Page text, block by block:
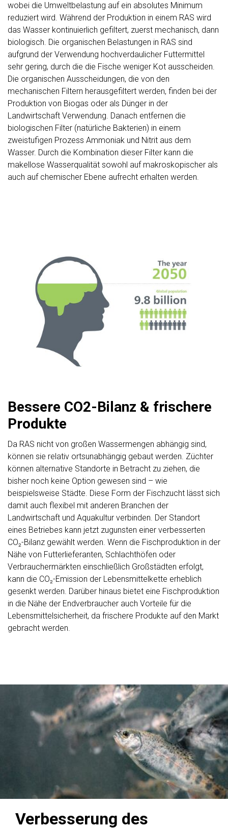
wobei die Umweltbelastung auf ein absolutes Minimum
reduziert wird. Während der Produktion in einem RAS wird
das Wasser kontinuierlich gefiltert, zuerst mechanisch, dann
biologisch. Die organischen Belastungen in RAS sind
aufgrund der Verwendung hochverdaulicher Futtermittel
sehr gering, durch die die Fische weniger Kot ausscheiden.
Die organischen Ausscheidungen, die von den
mechanischen Filtern herausgefiltert werden, finden bei der
Produktion von Biogas oder als Dünger in der
Landwirtschaft Verwendung. Danach entfernen die
biologischen Filter (natürliche Bakterien) in einem
zweistufigen Prozess Ammoniak und Nitrit aus dem
Wasser. Durch die Kombination dieser Filter kann die
makellose Wasserqualität sowohl auf makroskopischer als
auch auf chemischer Ebene aufrecht erhalten werden.
Bessere CO2-Bilanz & frischere
Produkte
Da RAS nicht von großen Wassermengen abhängig sind,
können sie relativ ortsunabhängig gebaut werden. Züchter
können alternative Standorte in Betracht zu ziehen, die
bisher noch keine Option gewesen sind – wie
beispielsweise Städte. Diese Form der Fischzucht lässt sich
damit auch flexibel mit anderen Branchen der
Landwirtschaft und Aquakultur verbinden. Der Standort
eines Betriebes kann jetzt zugunsten einer verbesserten
CO₂-Bilanz gewählt werden. Wenn die Fischproduktion in der
Nähe von Futterlieferanten, Schlachthöfen oder
Verbrauchermärkten einschließlich Großstädten erfolgt,
kann die CO₂-Emission der Lebensmittelkette erheblich
gesenkt werden. Darüber hinaus bietet eine Fischproduktion
in die Nähe der Endverbraucher auch Vorteile für die
Lebensmittelsicherheit, da frischere Produkte auf den Markt
gebracht werden.
Verbesserung des